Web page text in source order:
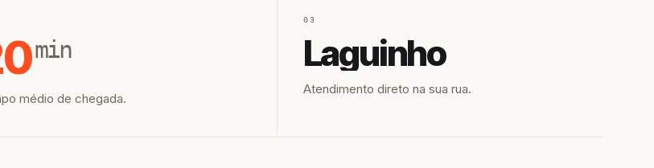
min
médio de chegada.
03
Laguinho
Atendimento direto na sua rua.